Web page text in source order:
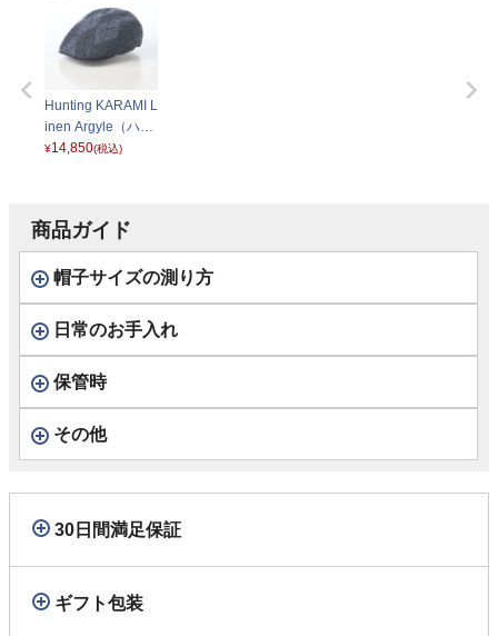
Hunting KARAMI L
inen Argyle（ハン
チング カラミリネ
¥14,850(税込)
商品ガイド
帽子サイズの測り方
日常のお手入れ
保管時
その他
30日間満足保証
ギフト包装